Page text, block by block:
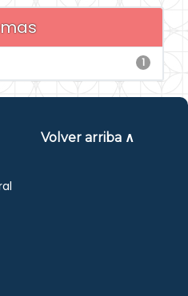
1
Volver arriba ∧